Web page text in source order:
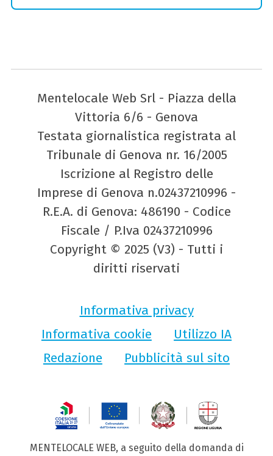
Mentelocale Web Srl - Piazza della
Vittoria 6/6 - Genova
Testata giornalistica registrata al
Tribunale di Genova nr. 16/2005
Iscrizione al Registro delle
Imprese di Genova n.02437210996 -
R.E.A. di Genova: 486190 - Codice
Fiscale / P.Iva 02437210996
Copyright © 2025 (V3) - Tutti i
diritti riservati
Informativa privacy
Informativa cookie
Utilizzo IA
Redazione
Pubblicità sul sito
MENTELOCALE WEB, a seguito della domanda di